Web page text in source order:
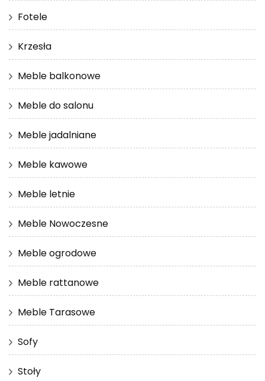
Fotele
Krzesła
Meble balkonowe
Meble do salonu
Meble jadalniane
Meble kawowe
Meble letnie
Meble Nowoczesne
Meble ogrodowe
Meble rattanowe
Meble Tarasowe
Sofy
Stoły